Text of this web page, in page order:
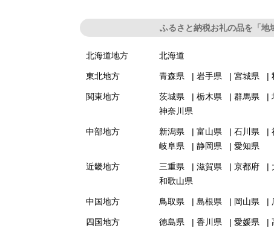
ふるさと納税お礼の品を「地
北海道地方 北海道
東北地方 青森県 岩手県 宮城県
関東地方 茨城県 栃木県 群馬県
神奈川県
中部地方 新潟県 富山県 石川県
岐阜県
静岡県 愛知県
近畿地方 三重県 滋賀県 京都府
和歌山県
中国地方 鳥取県 島根県 岡山県
四国地方 徳島県 香川県 愛媛県